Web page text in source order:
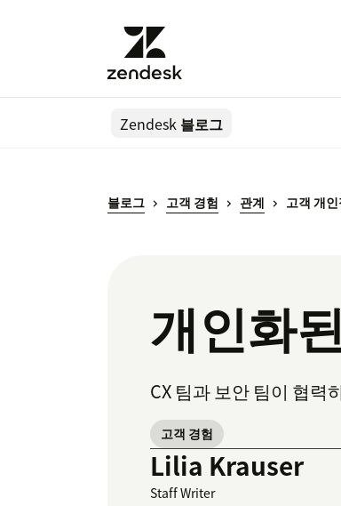
Zendesk 블로그
블로그 고객 경험 관계 고객 개
개인화
CX 팀과 보안 팀이 협력
고객 경험
Lilia Krauser
Staff Writer